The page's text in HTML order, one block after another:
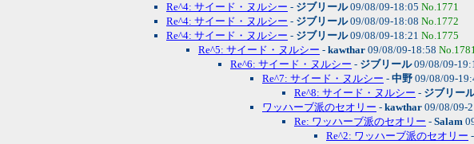
Re^4: サイード・ヌルシー - ジブリール09/08/09-18:05 No.1771
Re^4: サイード・ヌルシー - ジブリール09/08/09-18:08 No.1772
Re^4: サイード・ヌルシー - ジブリール09/08/09-18:21 No.1775
Re^5: サイード・ヌルシー - kawthar 09/08/09-18:58
Re^6: サイード・ヌルシー - ジブリール09/08/09-
Re^7: サイード・ヌルシー - 中野 09/08/09-
Re^8: サイード・ヌルシー - ジブリー
ワッハーブ派のセオリー - kawthar 09/08/09-
Re: ワッハーブ派のセオリー - Salam
Re^2: ワッハーブ派のセオリー -